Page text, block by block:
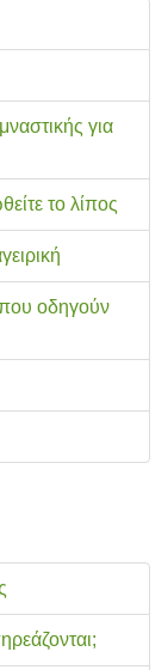
για
το λίπος
οδηγούν